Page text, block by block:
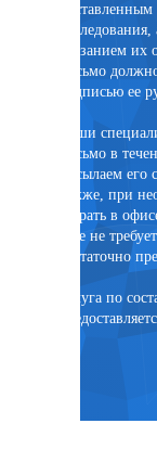
указанием
письмо
подписью ее
Наши
письмо в
высылаем
Также, при
забрать в
суде не
достаточно
Услуга по